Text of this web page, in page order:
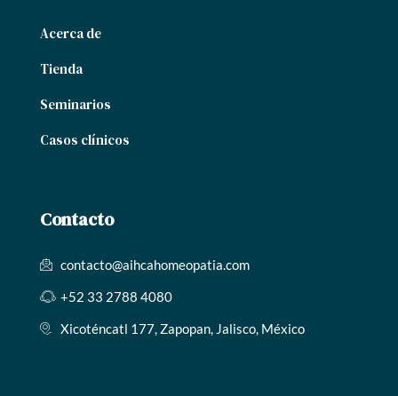
Acerca de
Tienda
Seminarios
Casos clínicos
Contacto
contacto@aihcahomeopatia.com
+52 33 2788 4080
Xicoténcatl 177, Zapopan, Jalisco, México